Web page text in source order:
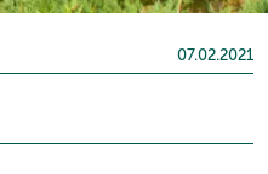
07.02.2021